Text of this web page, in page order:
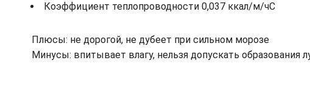
Коэффициент теплопроводности 0,037 ккал/м/чС
Плюсы: не дорогой, не дубеет при сильном морозе
Минусы: впитывает влагу, нельзя допускать